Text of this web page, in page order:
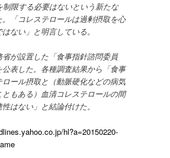
制限する必要はないという新たな
。「コレステロールは過剰摂取を心
ない」と明言している。
が設置した「食事指針諮問委員
表した。各種調査結果から「食事
ール摂取と（動脈硬化などの病気
もある）血清コレステロールの間
はない」と結論付けた。
hl?a=20150220-